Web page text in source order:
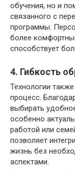
обучения, но и
связанного с
программы.
более
способствует
4. Гибкость
Технологии
процесс.
выбирать
особенно
работой или
позволяет
жизнь без
аспектами.